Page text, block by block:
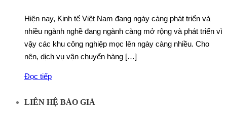
Hiện nay, Kinh tế Việt Nam đang ngày càng phát triển và
nhiều ngành nghề đang ngành càng mở rộng và phát triển vì
vậy các khu công nghiệp mọc lên ngày càng nhiều. Cho
nên, dịch vụ vận chuyển hàng […]
Đọc tiếp
LIÊN HỆ BÁO GIÁ